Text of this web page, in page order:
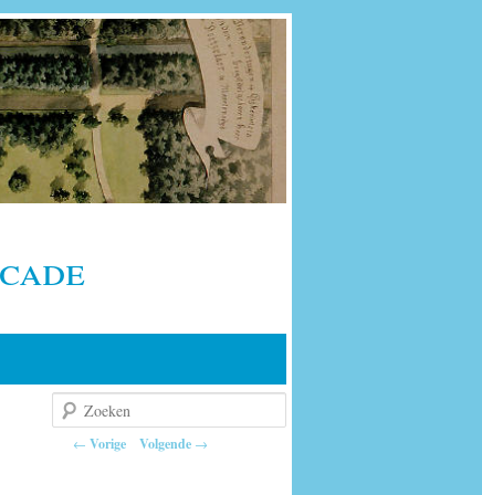
Berichtnavigatie
← Vorige Volgende →